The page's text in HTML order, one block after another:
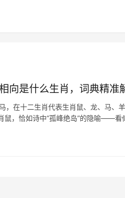
向是什么生肖，词典精准
，在十二生肖代表生肖鼠、龙、马、
鼠，恰如诗中“孤峰绝岛”的隐喻——